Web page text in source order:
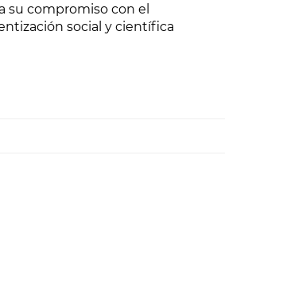
su compromiso con el
social y científica